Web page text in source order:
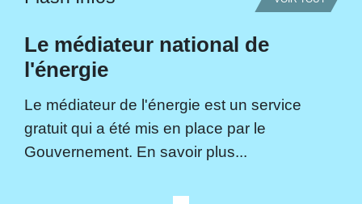
Le médiateur national de
l'énergie
Le médiateur de l'énergie est un service
gratuit qui a été mis en place par le
Gouvernement. En savoir plus...